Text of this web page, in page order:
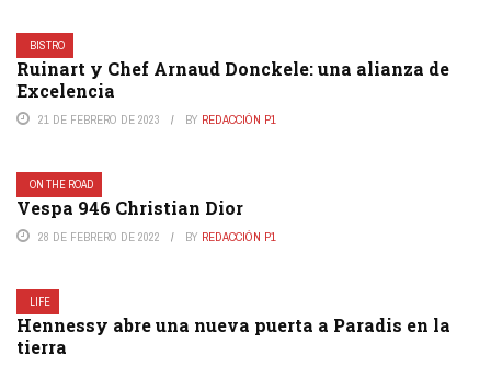
BISTRO
Ruinart y Chef Arnaud Donckele: una alianza de
Excelencia
21 DE FEBRERO DE 2023 BY REDACCIÓN P1
ON THE ROAD
Vespa 946 Christian Dior
28 DE FEBRERO DE 2022 BY REDACCIÓN P1
LIFE
Hennessy abre una nueva puerta a Paradis en la
tierra